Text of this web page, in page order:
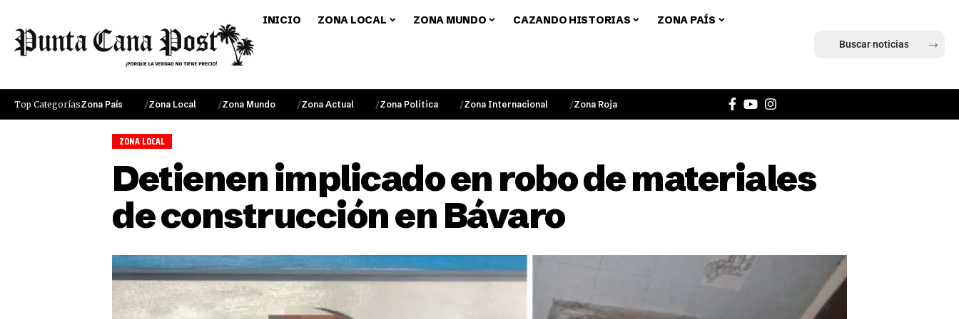
INICIO ZONA LOCAL ZONA MUNDO CAZANDO HISTORIAS ZONA PAÍS
Top CategoríasZona País Zona Local Zona Mundo Zona Actual Zona Politica Zona Internacional Zona Roja
ZONA LOCAL
Detienen implicado en robo de materiales
de construcción en Bávaro